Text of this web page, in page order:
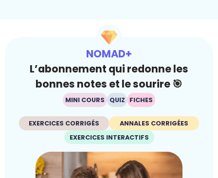
NOMAD+
L’abonnement qui redonne les
bonnes notes et le sourire 🎯
MINI COURS QUIZ FICHES
EXERCICES CORRIGÉS
ANNALES CORRIGÉES
EXERCICES INTERACTIFS